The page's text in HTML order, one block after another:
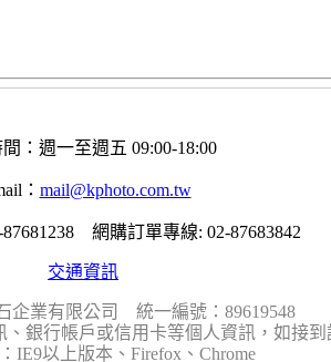
：週一至週五 09:00-18:00
： mail@kphoto.com.tw
網購訂單專線: 02-87683842
交通資訊
企業有限公司 統一編號：89619548
銀行帳戶或信用卡等個人資訊，如接
IE9以上版本、Firefox、Chrome